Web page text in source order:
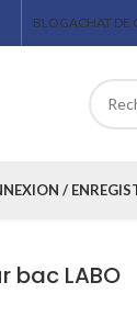
BLOGACHAT DE
/
bac LABO